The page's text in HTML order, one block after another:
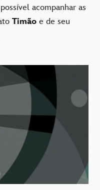
acompanhar as
Timão e de seu